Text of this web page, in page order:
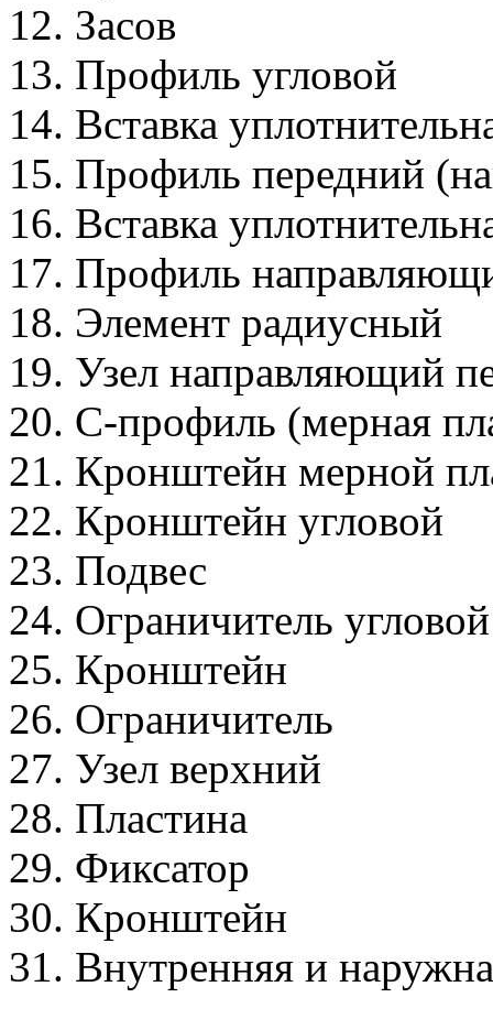
12. Засов
13. Профиль угловой
14. Вставка
15. Профиль передний
16. Вставка
17. Профиль
18. Элемент радиусный
19. Узел направляющий
20. С-профиль (мерная
21. Кронштейн мерной
22. Кронштейн угловой
23. Подвес
24. Ограничитель
25. Кронштейн
26. Ограничитель
27. Узел верхний
28. Пластина
29. Фиксатор
30. Кронштейн
31. Внутренняя и